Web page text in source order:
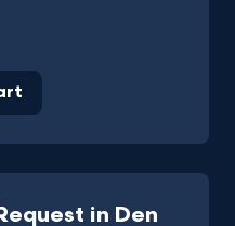
in Den